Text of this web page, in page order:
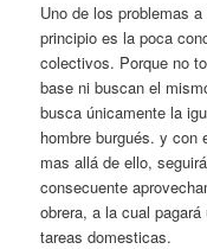
Uno de los problemas
principio es la poca
colectivos. Porque no
base ni buscan el
busca únicamente la
hombre burgués. y con
mas allá de ello,
consecuente
obrera, a la cual
tareas domesticas.